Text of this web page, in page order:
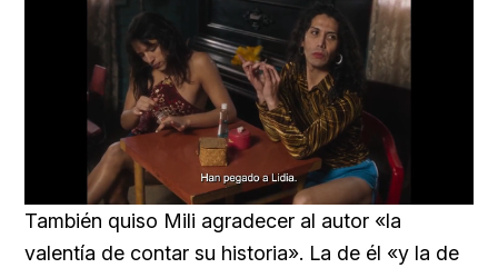
Unmute Loaded:
57.99%
También quiso Mili agradecer al autor «la
valentía de contar su historia». La de él «y la de